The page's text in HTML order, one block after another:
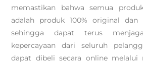
memastikan bahwa semua
adalah produk 100% original dan
sehingga dapat terus
kepercayaan dari seluruh
dapat dibeli secara online melalui